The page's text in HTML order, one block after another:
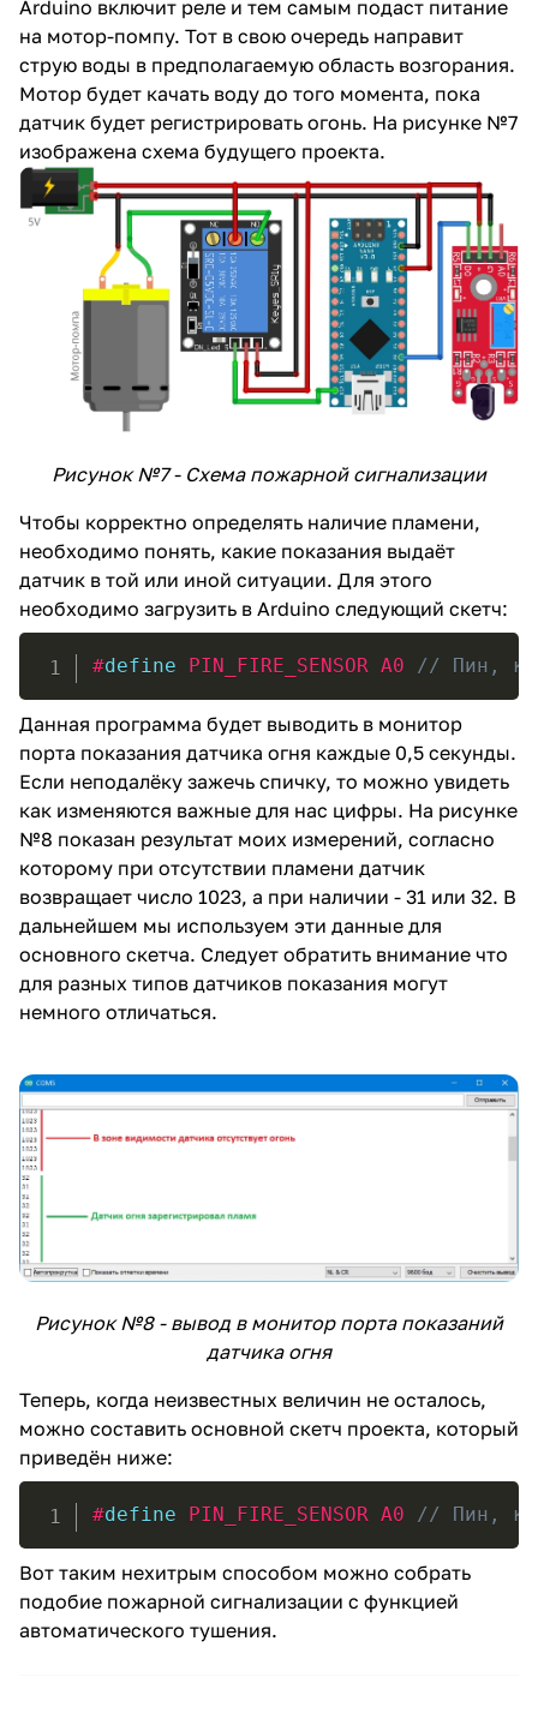
Arduino включит реле и тем самым подаст питание
на мотор-помпу. Тот в свою очередь направит
струю воды в предполагаемую область возгорания.
Мотор будет качать воду до того момента, пока
датчик будет регистрировать огонь. На рисунке №7
изображена схема будущего проекта.
Рисунок №7 - Схема пожарной сигнализации
Чтобы корректно определять наличие пламени,
необходимо понять, какие показания выдаёт
датчик в той или иной ситуации. Для этого
необходимо загрузить в Arduino следующий скетч:
#define PIN_FIRE_SENSOR A0 // Пин, к
Данная программа будет выводить в монитор
порта показания датчика огня каждые 0,5 секунды.
Если неподалёку зажечь спичку, то можно увидеть
как изменяются важные для нас цифры. На рисунке
№8 показан результат моих измерений, согласно
которому при отсутствии пламени датчик
возвращает число 1023, а при наличии - 31 или 32. В
дальнейшем мы используем эти данные для
основного скетча. Следует обратить внимание что
для разных типов датчиков показания могут
немного отличаться.
Рисунок №8 - вывод в монитор порта показаний
датчика огня
Теперь, когда неизвестных величин не осталось,
можно составить основной скетч проекта, который
приведён ниже:
#define PIN_FIRE_SENSOR A0 // Пин, к
Вот таким нехитрым способом можно собрать
подобие пожарной сигнализации с функцией
автоматического тушения.